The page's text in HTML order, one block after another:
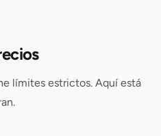
límites estrictos. Aquí está